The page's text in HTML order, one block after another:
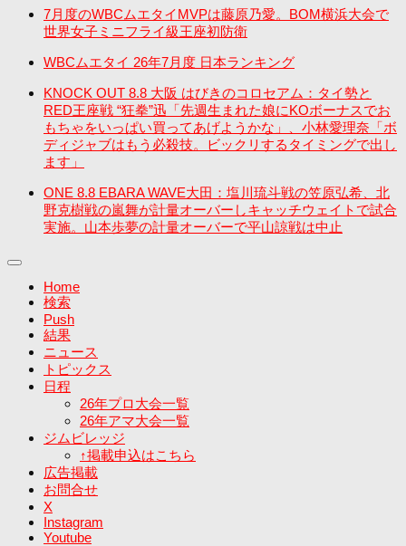
7月度のWBCムエタイMVPは藤原乃愛。BOM横浜大会で
世界女子ミニフライ級王座初防衛
WBCムエタイ 26年7月度 日本ランキング
KNOCK OUT 8.8 大阪 はびきのコロセアム：タイ勢と
RED王座戦 “狂拳”迅「先週生まれた娘にKOボーナスでお
もちゃをいっぱい買ってあげようかな」、小林愛理奈「ボ
ディジャブはもう必殺技。ビックリするタイミングで出し
ます」
ONE 8.8 EBARA WAVE大田：塩川琉斗戦の笠原弘希、北
野克樹戦の嵐舞が計量オーバーしキャッチウェイトで試合
実施。山本歩夢の計量オーバーで平山諒戦は中止
Home
検索
Push
結果
ニュース
トピックス
日程
26年プロ大会一覧
26年アマ大会一覧
ジムビレッジ
↑掲載申込はこちら
広告掲載
お問合せ
X
Instagram
Youtube